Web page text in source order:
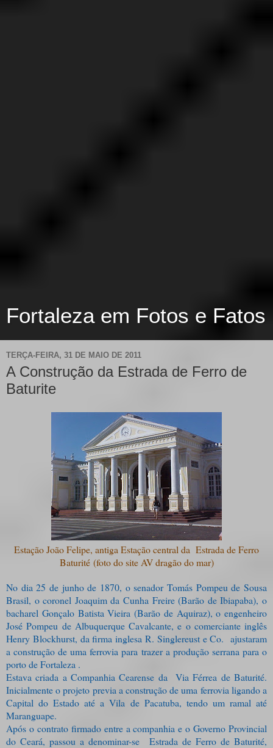
Fortaleza em Fotos e Fatos
TERÇA-FEIRA, 31 DE MAIO DE 2011
A Construção da Estrada de Ferro de
Baturite
Estação João Felipe, antiga Estação central da Estrada de Ferro
Baturité (foto do site AV dragão do mar)
No dia 25 de junho de 1870, o senador Tomás Pompeu de Sousa
Brasil, o coronel Joaquim da Cunha Freire (Barão de Ibiapaba), o
bacharel Gonçalo Batista Vieira (Barão de Aquiraz), o engenheiro
José Pompeu de Albuquerque Cavalcante, e o comerciante inglês
Henry Blockhurst, da firma inglesa R. Singlereust e Co. ajustaram
a construção de uma ferrovia para trazer a produção serrana para o
porto de Fortaleza .
Estava criada a Companhia Cearense da Via Férrea de Baturité.
Inicialmente o projeto previa a construção de uma ferrovia ligando a
Capital do Estado até a Vila de Pacatuba, tendo um ramal até
Maranguape.
Após o contrato firmado entre a companhia e o Governo Provincial
do Ceará, passou a denominar-se Estrada de Ferro de Baturité,